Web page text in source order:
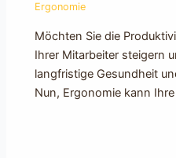
Ergonomie
Möchten Sie die
Ihrer Mitarbeiter steigern
langfristige Gesundheit
Nun, Ergonomie kann